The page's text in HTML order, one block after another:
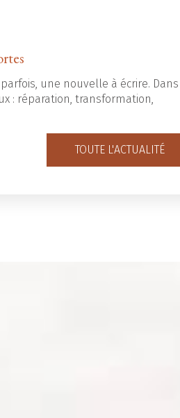
une nouvelle à écrire. Dans
: réparation, transformation,
TOUTE L'ACTUALITÉ